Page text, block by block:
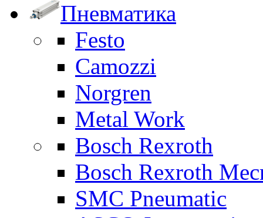
Пневматика
Festo
Camozzi
Norgren
Metal Work
Bosch Rexroth
Bosch Rexroth
SMC Pneumatic